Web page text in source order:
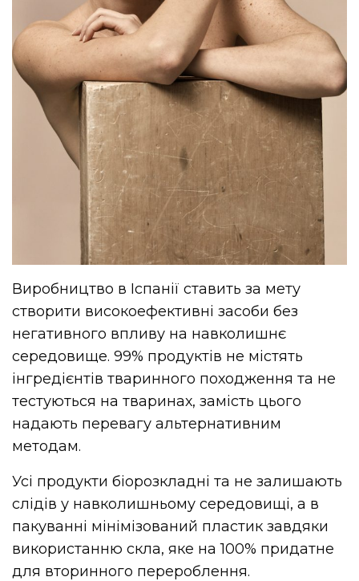
Виробництво в Іспанії ставить за мету
створити високоефективні засоби без
негативного впливу на навколишнє
середовище. 99% продуктів не містять
інгредієнтів тваринного походження та не
тестуються на тваринах, замість цього
надають перевагу альтернативним
методам.
Усі продукти біорозкладні та не залишають
слідів у навколишньому середовищі, а в
пакуванні мінімізований пластик завдяки
використанню скла, яке на 100% придатне
для вторинного перероблення.